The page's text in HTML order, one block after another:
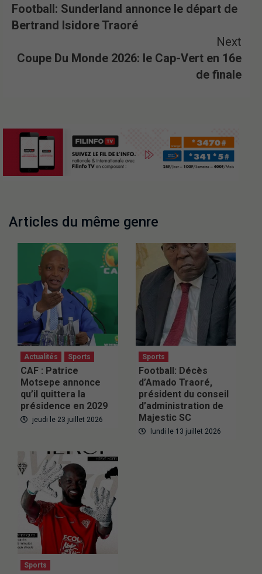
Football: Sunderland annonce le départ de
Bertrand Isidore Traoré
Next
Coupe Du Monde 2026: le Cap-Vert en 16e
de finale
Articles du même genre
Actualités Sports
CAF : Patrice
Motsepe annonce
qu’il quittera la
présidence en 2029
jeudi le 23 juillet 2026
Sports
Football: Décès
d’Amado Traoré,
président du conseil
d’administration de
Majestic SC
lundi le 13 juillet 2026
Sports